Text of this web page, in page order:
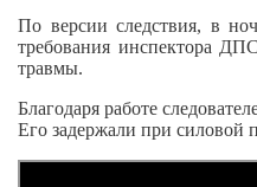
По версии следствия, в
требования инспектора
травмы.
Благодаря работе
Его задержали при силовой